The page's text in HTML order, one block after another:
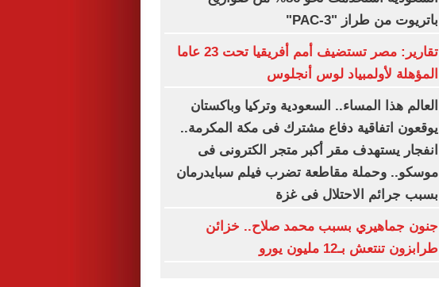
باتريوت من طراز "PAC-3"
تقارير: مصر تستضيف أمم أفريقيا تحت 23 عاما
المؤهلة لأولمبياد لوس أنجلوس
العالم هذا المساء.. السعودية وتركيا وباكستان
يوقعون اتفاقية دفاع مشترك فى مكة المكرمة..
انفجار يستهدف مقر أكبر متجر الكترونى فى
موسكو.. وحملة مقاطعة تضرب فيلم سبايدرمان
بسبب جرائم الاحتلال فى غزة
جنون جماهيري بسبب محمد صلاح.. خزائن
طرابزون تنتعش بـ12 مليون يورو